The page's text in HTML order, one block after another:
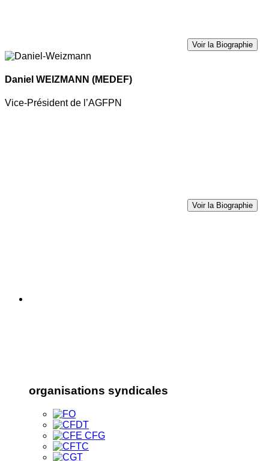
Voir la Biographie
Daniel WEIZMANN (MEDEF)
Vice-Président de l’AGFPN
Voir la Biographie
organisations syndicales